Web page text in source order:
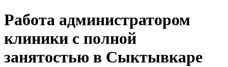
Работа администратором
клиники с полной
занятостью в Сыктывкаре